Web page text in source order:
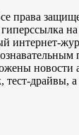
права
на
интернет-
новости
тест-драйвы,